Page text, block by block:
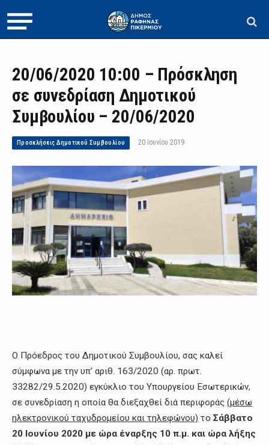
20/06/2020 10:00 – Πρόσκληση
σε συνεδρίαση Δημοτικού
Συμβουλίου – 20/06/2020
Προσκλήσεις Δημοτικού Συμβουλίου 20 Ιουνίου 2019
Ο Πρόεδρος του Δημοτικού Συμβουλίου, σας καλεί
σύμφωνα με την υπ’ αριθ. 163/2020 (αρ. πρωτ.
33282/29.5.2020) εγκύκλιο του Υπουργείου Εσωτερικών,
σε συνεδρίαση η οποία θα διεξαχθεί διά περιφοράς (μέσω
ηλεκτρονικού ταχυδρομείου και τηλεφώνου) το Σάββατο
20 Ιουνίου 2020 με ώρα έναρξης 10 π.μ. και ώρα λήξης